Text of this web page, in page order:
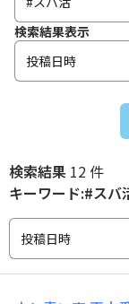
検索結果表示
投稿日時
検索結果 12 件
キーワード:#スバ
投稿日時